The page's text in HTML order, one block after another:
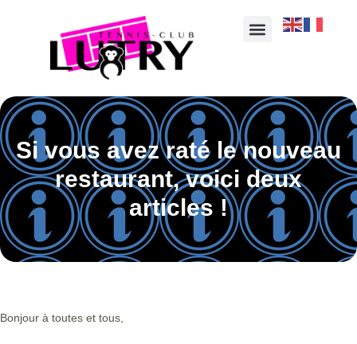
Si vous avez raté le nouveau
restaurant, voici deux
articles !
Bonjour à toutes et tous,